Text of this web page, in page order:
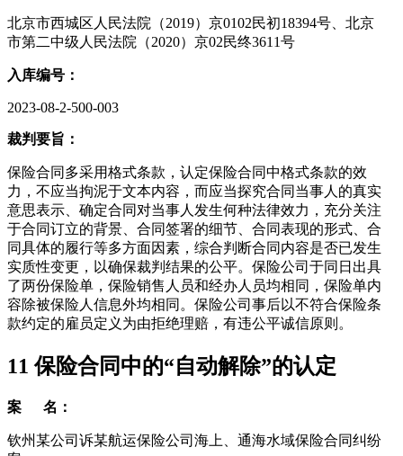
北京市西城区人民法院（2019）京0102民初18394号、北京
市第二中级人民法院（2020）京02民终3611号
入库编号：
2023-08-2-500-003
裁判要旨：
保险合同多采用格式条款，认定保险合同中格式条款的效
力，不应当拘泥于文本内容，而应当探究合同当事人的真实
意思表示、确定合同对当事人发生何种法律效力，充分关注
于合同订立的背景、合同签署的细节、合同表现的形式、合
同具体的履行等多方面因素，综合判断合同内容是否已发生
实质性变更，以确保裁判结果的公平。保险公司于同日出具
了两份保险单，保险销售人员和经办人员均相同，保险单内
容除被保险人信息外均相同。保险公司事后以不符合保险条
款约定的雇员定义为由拒绝理赔，有违公平诚信原则。
11保险合同中的“自动解除”的认定
案 名：
钦州某公司诉某航运保险公司海上、通海水域保险合同纠纷